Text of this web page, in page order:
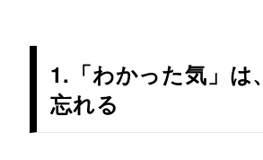
1.「わかった気」は
忘れる